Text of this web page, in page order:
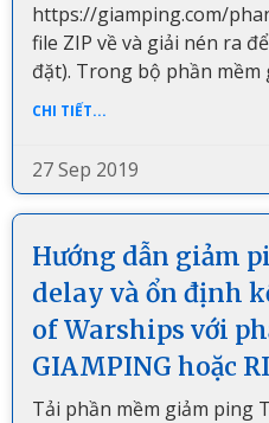
https://giamping.com/
file ZIP về và giải nén ra
đặt). Trong bộ phần mềm
CHI TIẾT...
27 Sep 2019
Hướng dẫn giảm
delay và ổn định
of Warships với
GIAMPING hoặc
Tải phần mềm giảm ping